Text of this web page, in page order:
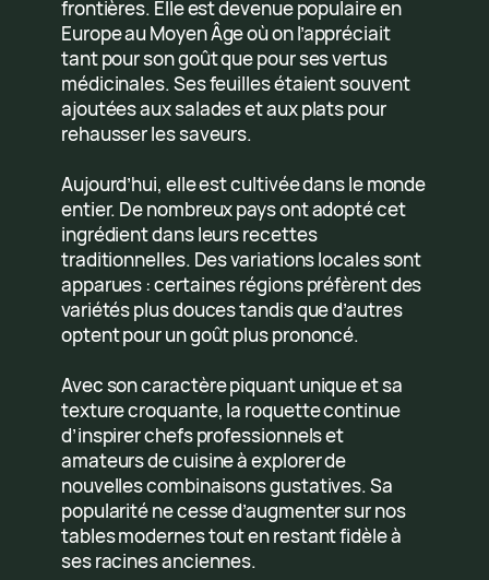
frontières. Elle est devenue populaire en
Europe au Moyen Âge où on l’appréciait
tant pour son goût que pour ses vertus
médicinales. Ses feuilles étaient souvent
ajoutées aux salades et aux plats pour
rehausser les saveurs.
Aujourd’hui, elle est cultivée dans le monde
entier. De nombreux pays ont adopté cet
ingrédient dans leurs recettes
traditionnelles. Des variations locales sont
apparues : certaines régions préfèrent des
variétés plus douces tandis que d’autres
optent pour un goût plus prononcé.
Avec son caractère piquant unique et sa
texture croquante, la roquette continue
d’inspirer chefs professionnels et
amateurs de cuisine à explorer de
nouvelles combinaisons gustatives. Sa
popularité ne cesse d’augmenter sur nos
tables modernes tout en restant fidèle à
ses racines anciennes.